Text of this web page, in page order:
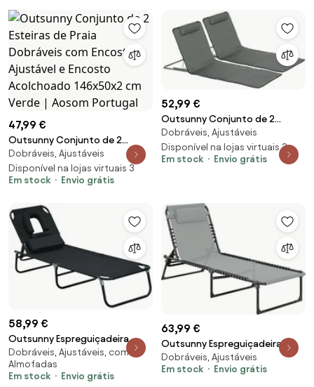
Aosom Portugal
47,99 €
Outsunny Conjunto de 2
Esteiras de Praia Dobráveis com
Encosto Ajustável e Encosto
Acolchoado 146x50x2 cm Verde
Dobráveis, Ajustáveis
Disponível na lojas virtuais 3
Em stock
Envio grátis
52,99 €
Outsunny Conjunto de 2
Esteiras de Praia Dobráveis
124x53x50cm com Encosto
Ajustável e Apoio para a
Dobráveis, Ajustáveis
Disponível na lojas virtuais 3
Em stock
Envio grátis
58,99 €
Outsunny Espreguiçadeira
Jardim Espreguiçadeira de Praia
Dobrável Encosto Ajustável 4
Posições Conforto Portátil
Dobráveis, Ajustáveis, com
Almofadas
Em stock
Envio grátis
63,99 €
Outsunny Espreguiçadeira
Dobrável Revestimento
Respirável Estrutura Metálica
Dobráveis, Ajustáveis
Em stock
Envio grátis